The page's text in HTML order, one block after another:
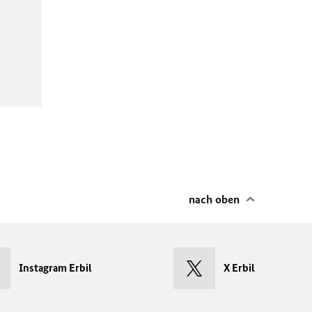
nach oben
Instagram Erbil X Erbil